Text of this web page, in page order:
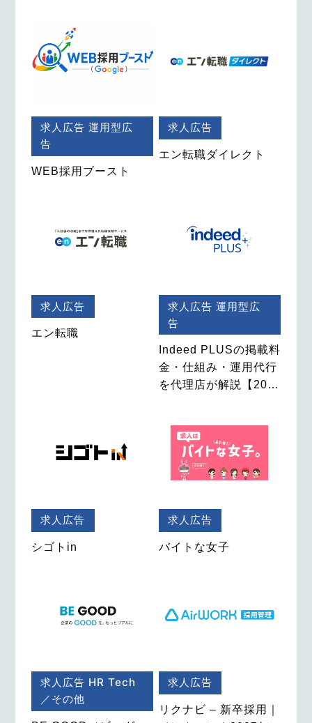
求人広告 運用型広
告
WEB採用ブースト
求人広告
エン転職ダイレクト
求人広告
エン転職
求人広告 運用型広
告
Indeed PLUSの掲載料
金・仕組み・運用代行
を代理店が解説【20…
求人広告
シゴトin
求人広告
バイトな女子
求人広告 HR Tech
／その他
求人広告
リクナビ – 新卒採用｜